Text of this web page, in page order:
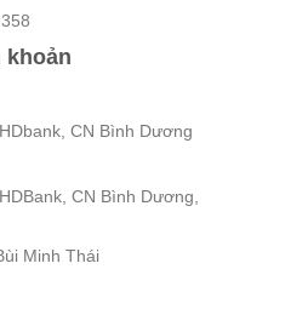
khoản
CN Bình Dương
CN Bình Dương,
Minh Thái